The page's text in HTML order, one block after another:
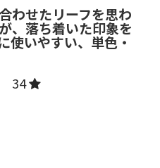
わせたリーフを思わ
、落ち着いた印象を
使いやすい、単色・
34